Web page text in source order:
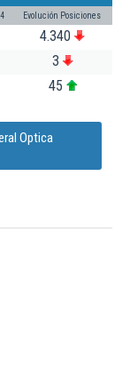
Evolución Posiciones
4.340
3
45
Optica